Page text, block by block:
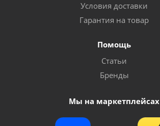
Условия доставки
Гарантия на товар
Помощь
Статьи
Бренды
Мы на маркетплейсах